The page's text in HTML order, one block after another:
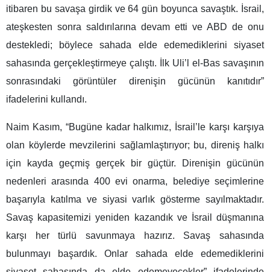
itibaren bu savaşa girdik ve 64 gün boyunca savaştık. İsrail,
ateşkesten sonra saldırılarına devam etti ve ABD de onu
destekledi; böylece sahada elde edemediklerini siyaset
sahasında gerçekleştirmeye çalıştı. İlk Uli’l el-Bas savaşının
sonrasındaki görüntüler direnişin gücünün kanıtıdır”
ifadelerini kullandı.
Naim Kasım, “Bugüne kadar halkımız, İsrail’le karşı karşıya
olan köylerde mevzilerini sağlamlaştırıyor; bu, direniş halkı
için kayda geçmiş gerçek bir güçtür. Direnişin gücünün
nedenleri arasında 400 evi onarma, belediye seçimlerine
başarıyla katılma ve siyasi varlık gösterme sayılmaktadır.
Savaş kapasitemizi yeniden kazandık ve İsrail düşmanına
karşı her türlü savunmaya hazırız. Savaş sahasında
bulunmayı başardık. Onlar sahada elde edemediklerini